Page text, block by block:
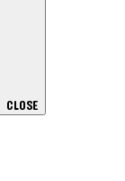
CLOSE